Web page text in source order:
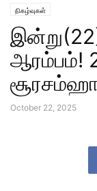
நிகழ்வுகள்
ஆரம்பம்!
October 22, 2025